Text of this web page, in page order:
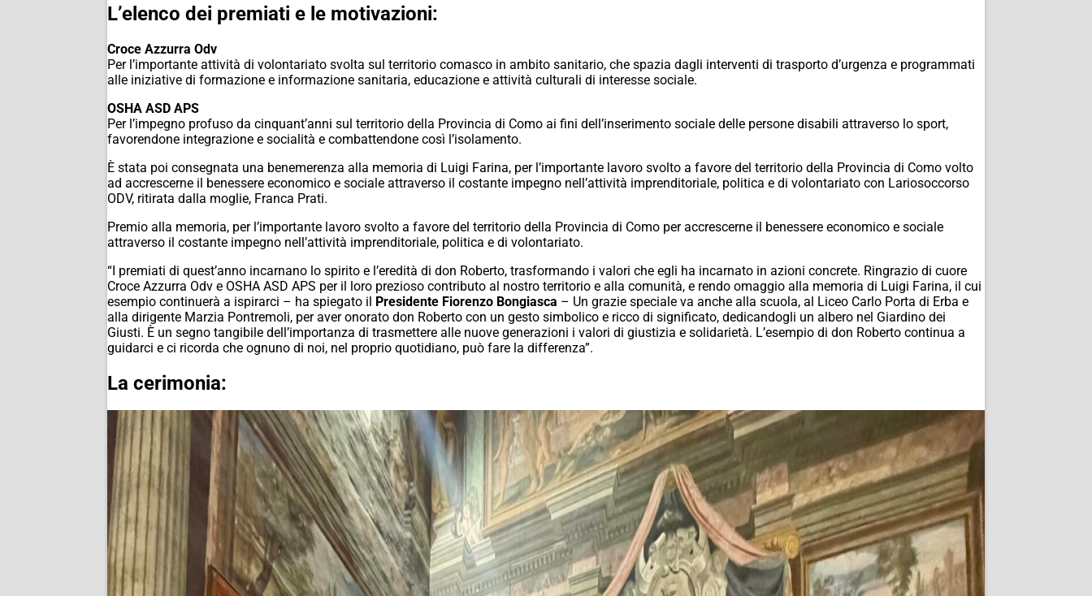
L’elenco dei premiati e le motivazioni:
Croce Azzurra Odv
Per l’importante attività di volontariato svolta sul territorio comasco in ambito sanitario, che spazia dagli interventi di trasporto d’urgenza e programmati
alle iniziative di formazione e informazione sanitaria, educazione e attività culturali di interesse sociale.
OSHA ASD APS
Per l’impegno profuso da cinquant’anni sul territorio della Provincia di Como ai fini dell’inserimento sociale delle persone disabili attraverso lo sport,
favorendone integrazione e socialità e combattendone così l’isolamento.
È stata poi consegnata una benemerenza alla memoria di Luigi Farina, per l’importante lavoro svolto a favore del territorio della Provincia di Como volto
ad accrescerne il benessere economico e sociale attraverso il costante impegno nell’attività imprenditoriale, politica e di volontariato con Lariosoccorso
ODV, ritirata dalla moglie, Franca Prati.
Premio alla memoria, per l’importante lavoro svolto a favore del territorio della Provincia di Como per accrescerne il benessere economico e sociale
attraverso il costante impegno nell’attività imprenditoriale, politica e di volontariato.
“I premiati di quest’anno incarnano lo spirito e l’eredità di don Roberto, trasformando i valori che egli ha incarnato in azioni concrete. Ringrazio di cuore
Croce Azzurra Odv e OSHA ASD APS per il loro prezioso contributo al nostro territorio e alla comunità, e rendo omaggio alla memoria di Luigi Farina, il cui
esempio continuerà a ispirarci – ha spiegato il Presidente Fiorenzo Bongiasca – Un grazie speciale va anche alla scuola, al Liceo Carlo Porta di Erba e
alla dirigente Marzia Pontremoli, per aver onorato don Roberto con un gesto simbolico e ricco di significato, dedicandogli un albero nel Giardino dei
Giusti. È un segno tangibile dell’importanza di trasmettere alle nuove generazioni i valori di giustizia e solidarietà. L’esempio di don Roberto continua a
guidarci e ci ricorda che ognuno di noi, nel proprio quotidiano, può fare la differenza”.
La cerimonia: